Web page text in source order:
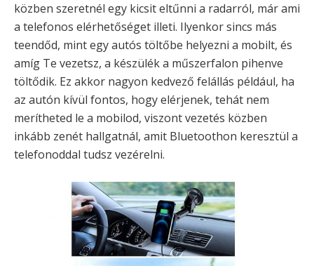
közben szeretnél egy kicsit eltűnni a radarról, már ami
a telefonos elérhetőséget illeti. Ilyenkor sincs más
teendőd, mint egy autós töltőbe helyezni a mobilt, és
amíg Te vezetsz, a készülék a műszerfalon pihenve
töltődik. Ez akkor nagyon kedvező felállás például, ha
az autón kívül fontos, hogy elérjenek, tehát nem
merítheted le a mobilod, viszont vezetés közben
inkább zenét hallgatnál, amit Bluetoothon keresztül a
telefonoddal tudsz vezérelni.